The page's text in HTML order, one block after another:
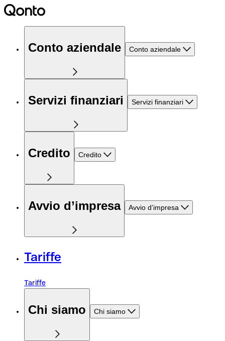
Conto aziendale Conto aziendale
Servizi finanziari Servizi finanziari
Credito Credito
Avvio d’impresa Avvio d’impresa
Tariffe
Tariffe
Chi siamo Chi siamo